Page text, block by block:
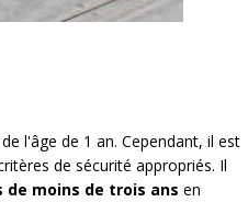
l'âge de 1 an. Cependant, il est
de sécurité appropriés. Il
moins de trois ans en